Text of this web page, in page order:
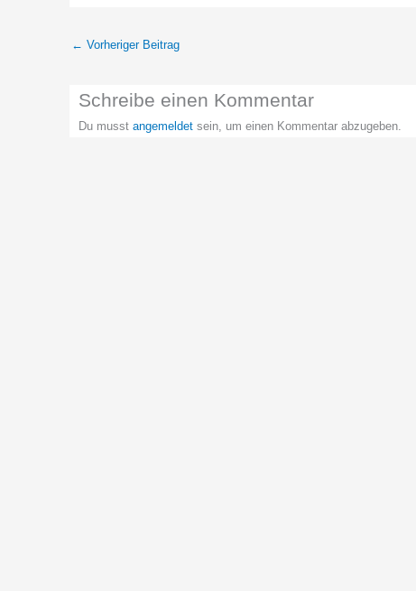
← Vorheriger Beitrag
Schreibe einen Kommentar
Du musst angemeldet sein, um einen Kommentar abzugeben.